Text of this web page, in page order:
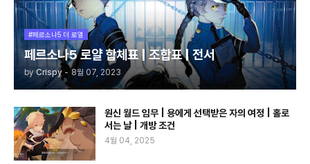
#페르소나5 더 로열
페르소나5 로얄 합체표 | 조합표 | 전서
by Crispy - 8월 07, 2023
원신 월드 임무 | 용에게 선택받은 자의 여정 | 홀로
서는 날 | 개방 조건
4월 04, 2025